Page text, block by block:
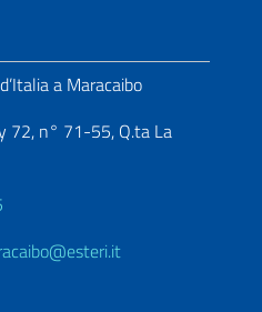
a Maracaibo
72, n° 71-55, Q.ta La